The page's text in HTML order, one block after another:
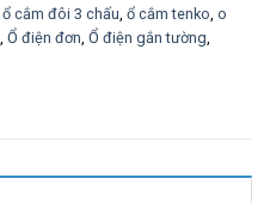
ổ cắm đôi 3 chấu ổ cắm tenko o
Ổ điện đơn Ổ điện gắn tường